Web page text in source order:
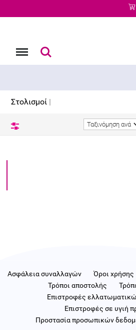
Αναζήτηση
Στολισμοί |
Ασφάλεια συναλλαγών Όροι χρήσης
Τρόποι αποστολής
Επιστροφές
Επιστροφές σε υγιή
Προστασία προσωπικών